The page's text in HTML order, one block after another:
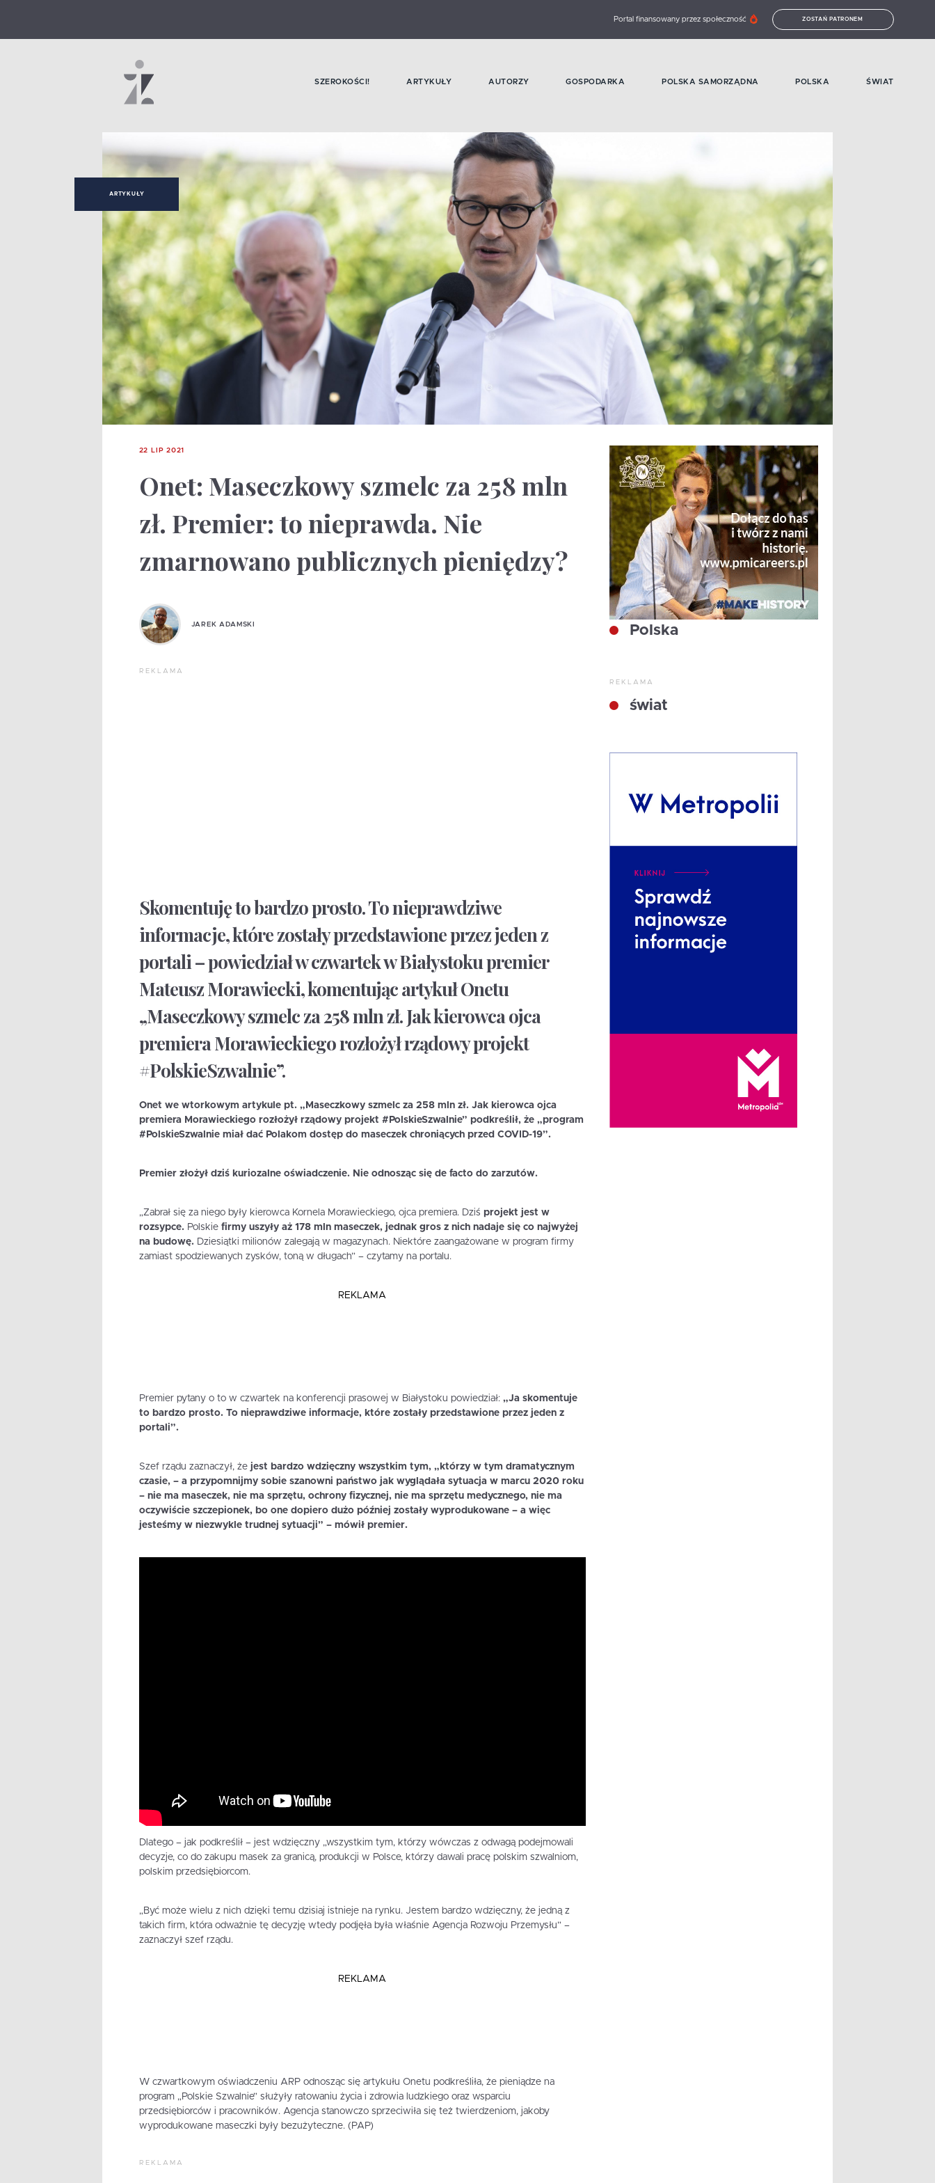
Portal finansowany przez społeczność ZOSTAŃ PATRONEM
SZEROKOŚCI! ARTYKUŁY AUTORZY GOSPODARKA POLSKA SAMORZĄDNA POLSKA ŚWIAT
ARTYKUŁY
22 LIP 2021
Onet: Maseczkowy szmelc za 258 mln
zł. Premier: to nieprawda. Nie
zmarnowano publicznych pieniędzy?
JAREK ADAMSKI
REKLAMA
Skomentuję to bardzo prosto. To nieprawdziwe
informacje, które zostały przedstawione przez jeden z
portali – powiedział w czwartek w Białystoku premier
Mateusz Morawiecki, komentując artykuł Onetu
„Maseczkowy szmelc za 258 mln zł. Jak kierowca ojca
premiera Morawieckiego rozłożył rządowy projekt
#PolskieSzwalnie”.
Onet we wtorkowym artykule pt. „Maseczkowy szmelc za 258 mln zł. Jak kierowca ojca
premiera Morawieckiego rozłożył rządowy projekt #PolskieSzwalnie” podkreślił, że „program
#PolskieSzwalnie miał dać Polakom dostęp do maseczek chroniących przed COVID-19”.
Premier złożył dziś kuriozalne oświadczenie. Nie odnosząc się de facto do zarzutów.
„Zabrał się za niego były kierowca Kornela Morawieckiego, ojca premiera. Dziś projekt jest w
rozsypce. Polskiefirmy uszyły aż 178 mln maseczek, jednak gros z nich nadaje się co najwyżej
na budowę. Dziesiątki milionów zalegają w magazynach. Niektóre zaangażowane w program firmy
zamiast spodziewanych zysków, toną w długach” – czytamy na portalu.
REKLAMA
Premier pytany o to w czwartek na konferencji prasowej w Białystoku powiedział: „Ja skomentuje
to bardzo prosto. To nieprawdziwe informacje, które zostały przedstawione przez jeden z
portali”.
Szef rządu zaznaczył, że jest bardzo wdzięczny wszystkim tym, „którzy w tym dramatycznym
czasie, – a przypomnijmy sobie szanowni państwo jak wyglądała sytuacja w marcu 2020 roku
– nie ma maseczek, nie ma sprzętu, ochrony fizycznej, nie ma sprzętu medycznego, nie ma
oczywiście szczepionek, bo one dopiero dużo później zostały wyprodukowane – a więc
jesteśmy w niezwykle trudnej sytuacji” – mówił premier.
Dlatego – jak podkreślił – jest wdzięczny „wszystkim tym, którzy wówczas z odwagą podejmowali
decyzje, co do zakupu masek za granicą, produkcji w Polsce, którzy dawali pracę polskim szwalniom,
polskim przedsiębiorcom.
„Być może wielu z nich dzięki temu dzisiaj istnieje na rynku. Jestem bardzo wdzięczny, że jedną z
takich firm, która odważnie tę decyzję wtedy podjęła była właśnie Agencja Rozwoju Przemysłu” –
zaznaczył szef rządu.
REKLAMA
W czwartkowym oświadczeniu ARP odnosząc się artykułu Onetu podkreśliła, że pieniądze na
program „Polskie Szwalnie” służyły ratowaniu życia i zdrowia ludzkiego oraz wsparciu
przedsiębiorców i pracowników. Agencja stanowczo sprzeciwiła się też twierdzeniom, jakoby
wyprodukowane maseczki były bezużyteczne. (PAP)
REKLAMA
Polska
REKLAMA
świat